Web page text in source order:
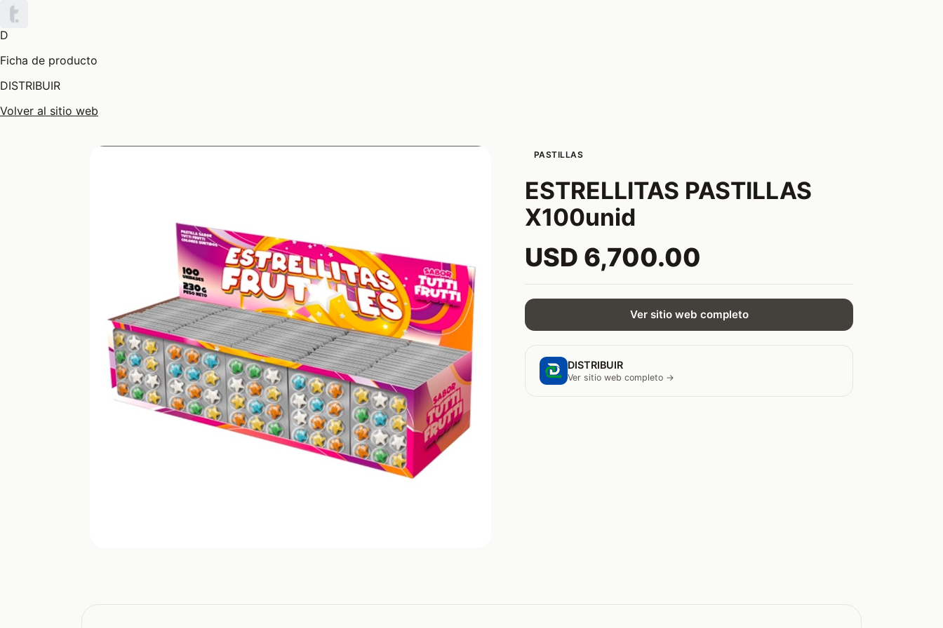
D
Ficha de producto
DISTRIBUIR
Volver al sitio web
PASTILLAS
ESTRELLITAS PASTILLAS
X100unid
USD 6,700.00
Ver sitio web completo
DISTRIBUIR
Ver sitio web completo →